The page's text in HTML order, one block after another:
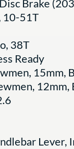
Brake
10-51T
38T
Ready
15mm,
Lever,